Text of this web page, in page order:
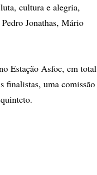
cultura e alegria,
Jonathas, Mário
Estação Asfoc, em total
finalistas, uma comissão